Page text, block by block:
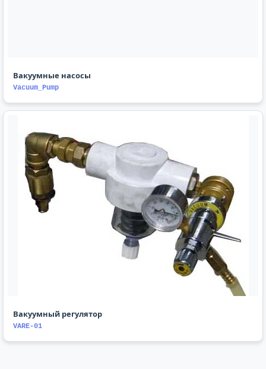
Вакуумные насосы
Vacuum_Pump
Вакуумный регулятор
VARE-01